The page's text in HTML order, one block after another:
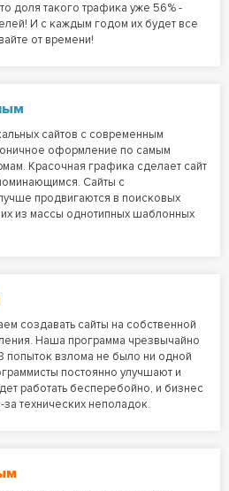
доля такого трафика уже 56% -
И с каждым годом их будет все
от времени!
сайтов с современным
оформление по самым
Красочная графика сделает сайт
Сайты с
продвигаются в поисковых
из массы однотипных шаблонных
создавать сайты на собственной
Наша программа чрезвычайно
попыток взлома не было ни одной
постоянно улучшают и
работать бесперебойно, и бизнес
за технических неполадок.